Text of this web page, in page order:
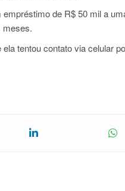
de R$ 50 mil a
meses.
tentou contato via celular